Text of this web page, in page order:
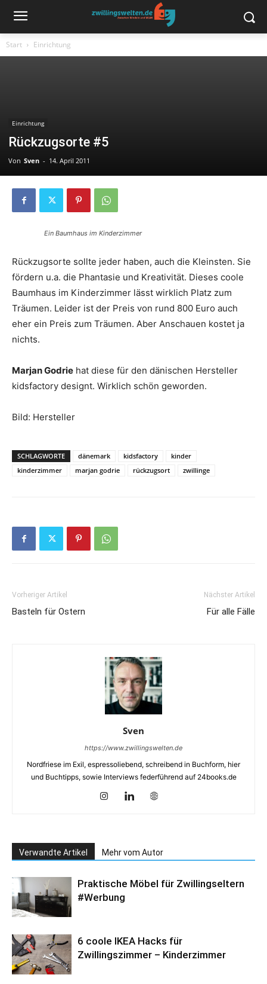
Start Einrichtung
Einrichtung
Rückzugsorte #5
Von Sven - 14. April 2011
Ein Baumhaus im Kinderzimmer
Rückzugsorte sollte jeder haben, auch die Kleinsten. Sie
fördern u.a. die Phantasie und Kreativität. Dieses coole
Baumhaus im Kinderzimmer lässt wirklich Platz zum
Träumen. Leider ist der Preis von rund 800 Euro auch
eher ein Preis zum Träumen. Aber Anschauen kostet ja
nichts.
Marjan Godrie hat diese für den dänischen Hersteller
kidsfactory designt. Wirklich schön geworden.
Bild: Hersteller
SCHLAGWORTE dänemark kidsfactory
kinder
kinderzimmer
marjan godrie rückzugsort zwillinge
Vorheriger Artikel
Basteln für Ostern
Nächster Artikel
Für alle Fälle
Sven
https://www.zwillingswelten.de
Nordfriese im Exil, espressoliebend, schreibend in Buchform, hier
und Buchtipps, sowie Interviews federführend auf 24books.de
Verwandte Artikel Mehr vom Autor
Praktische Möbel für Zwillingseltern
#Werbung
6 coole IKEA Hacks für
Zwillingszimmer – Kinderzimmer